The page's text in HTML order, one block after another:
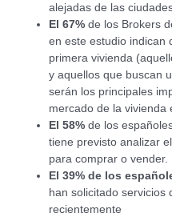
alejadas de las
El 67% de los Brokers
en este estudio indican
primera vivienda
y aquellos que buscan
serán los principales
mercado de la vivienda
El 58%de los
tiene previsto analizar
para comprar o vender.
El 39% de los
han solicitado servicios
recientemente